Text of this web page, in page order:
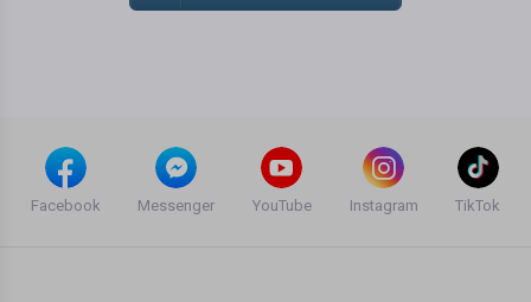
Facebook Messenger YouTube Instagram TikTok